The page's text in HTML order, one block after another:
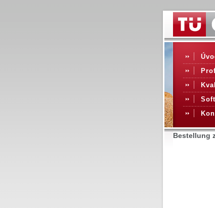
Bestellung